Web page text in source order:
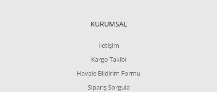
KURUMSAL
İletişim
Kargo Takibi
Havale Bildirim Formu
Sipariş Sorgula